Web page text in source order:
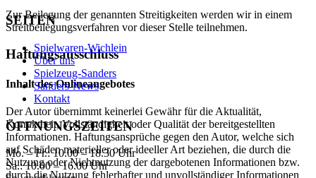
Zur Beilegung der genannten Streitigkeiten werden wir in einem
Streitbeilegungsverfahren vor dieser Stelle teilnehmen.
Haftungsausschluss
Inhalt des Onlineangebotes
Der Autor übernimmt keinerlei Gewähr für die Aktualität,
Korrektheit, Vollständigkeit oder Qualität der bereitgestellten
Informationen. Haftungsansprüche gegen den Autor, welche sich
auf Schäden materieller oder ideeller Art beziehen, die durch die
Nutzung oder Nichtnutzung der dargebotenen Informationen bzw.
durch die Nutzung fehlerhafter und unvollständiger Informationen
SEITEN
Spielwaren-Wichlein
Über uns
Spielzeug-Sanders
Sanders-News
Kontakt
ÖFFNUNGSZEITEN
Mo. – Fr.: 10.00 – 18.30 Uhr
Sa.: 10.00 – 16.00 Uhr